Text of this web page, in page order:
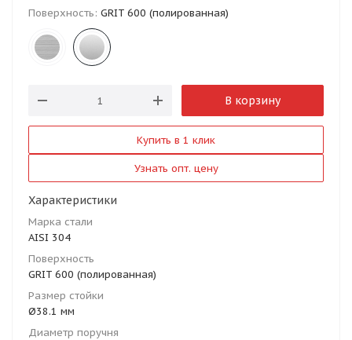
Поверхность: GRIT 600 (полированная)
В корзину
Купить в 1 клик
Узнать опт. цену
Характеристики
Марка стали
AISI 304
Поверхность
GRIT 600 (полированная)
Размер стойки
Ø38.1 мм
Диаметр поручня